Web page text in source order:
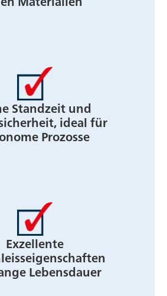
Standzeit und
ideal für
Prozosse
Exzellente
Lebensdauer